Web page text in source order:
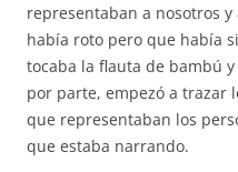
representaban a nosotros
había roto pero que había
tocaba la flauta de bambú
por parte, empezó a trazar
que representaban los
que estaba narrando.